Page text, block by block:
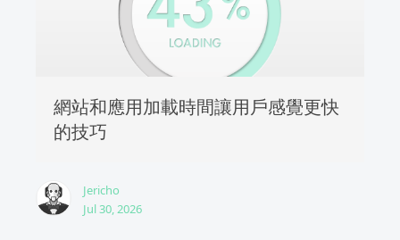
網站和應用加載時間讓用戶感覺更快
的技巧
Jericho
Jul 30, 2026